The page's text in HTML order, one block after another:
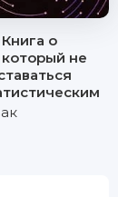
о
не